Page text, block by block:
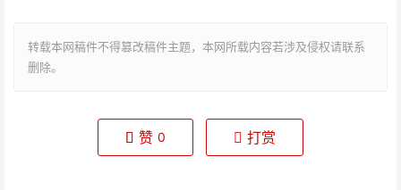
转载本网稿件不得篡改稿件主题，本网所载内容若涉及侵权请联系
删除。
赞 0 打赏